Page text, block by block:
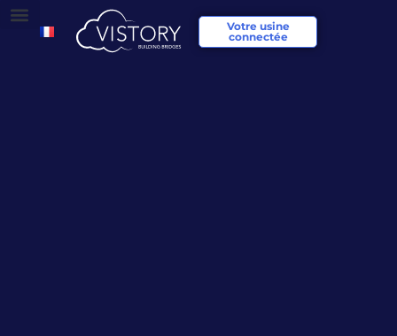
Votre usine
connectée